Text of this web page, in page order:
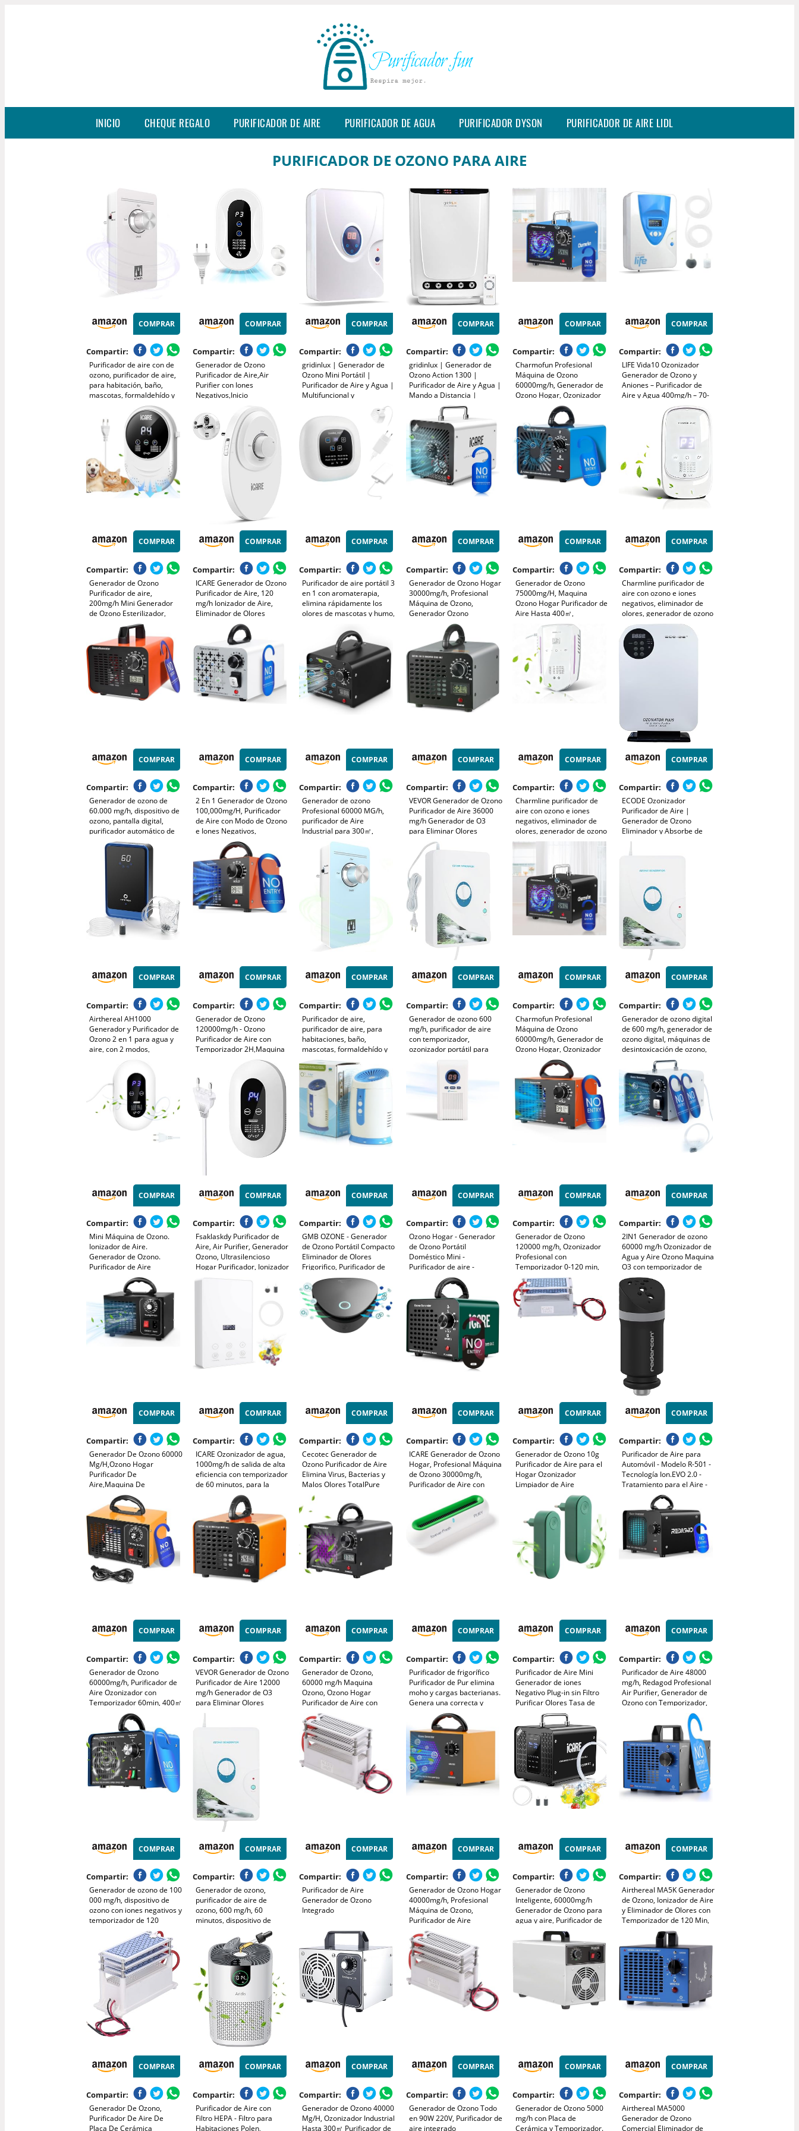
INICIO CHEQUE REGALO PURIFICADOR DE AIRE PURIFICADOR DE AGUA PURIFICADOR DYSON PURIFICADOR DE AIRE LIDL
PURIFICADOR DE OZONO PARA AIRE
COMPRAR
Compartir:
Purificador de aire con de
ozono, purificador de aire,
para habitación, baño,
mascotas, formaldehído y
olores, alta eficiencia -
COMPRAR
Compartir:
Generador de Ozono
Purificador de Aire,Air
Purifier con Iones
Negativos,Inicio
Esterilizador de Ozono Para
BañO,con Casa Nueva,con
Organizador de
Cables,Blanco
COMPRAR
Compartir:
gridinlux | Generador de
Ozono Mini Portátil |
Purificador de Aire y Agua |
Multifuncional y
Neutraliza alérgenos y
Malos olores | Potencia y
duración Personalizable |
COMPRAR
Compartir:
gridinlux | Generador de
Ozono Action 1300 |
Purificador de Aire y Agua |
Mando a Distancia |
Especial Hogar y Espacios
Pequeños | Potencia y
Duración Personalizables |
14W
COMPRAR
Compartir:
Charmofun Profesional
Máquina de Ozono
60000mg/h, Generador de
Ozono Hogar, Ozonizador
con Temporizador, Ozono
Hogar Purificador de Aire
para Garajes, Coche,
Mascotas (Azul)
COMPRAR
Compartir:
LIFE Vida10 Ozonizador
Generador de Ozono y
Aniones – Purificador de
Aire y Agua 400mg/h – 70-
80 m² – Incluye 2 Piedras
Difusoras – Certificado CE
COMPRAR
Compartir:
Generador de Ozono
Purificador de aire,
200mg/h Mini Generador
de Ozono Esterilizador,
Ionizador de Aire
Desodorizador para
Habitaciones, Baño, Cocina,
Humo, Coches, Mascotas,
Formaldehído y Olor
COMPRAR
Compartir:
ICARE Generador de Ozono
Purificador de Aire, 120
mg/h Ionizador de Aire,
Eliminador de Olores
Mascotas, Fácil de Usar,
Maquina de Ozono para
30m² Baño, Cocina, Humo,
Coches, Mascotas,
Formaldehído
COMPRAR
Compartir:
Purificador de aire portátil 3
en 1 con aromaterapia,
elimina rápidamente los
olores de mascotas y humo,
espacios pequeños y es
compatible con enchufe o
batería externa
COMPRAR
Compartir:
Generador de Ozono Hogar
30000mg/h, Profesional
Máquina de Ozono,
Generador Ozono
Purificador de Aire con
Temporizador, Dispositivo
de ozono O3 Portátil para
Garajes, Hogar, Coche
Blanco
COMPRAR
Compartir:
Generador de Ozono
75000mg/H, Maquina
Ozono Hogar Purificador de
Aire Hasta 400㎡,
Profesional O3 Ozonizador
con Temporizador de 120
Min para Hogar Coche
Hotel
COMPRAR
Compartir:
Charmline purificador de
aire con ozono e iones
negativos, eliminador de
olores, generador de ozono
para hogar para baño,
cocina, humo, mascotas y
formaldehído, con
compartimento para aroma
COMPRAR
Compartir:
Generador de ozono de
60.000 mg/h, dispositivo de
ozono, pantalla digital,
purificador automático de
aire de ozono con
temporizador de 60
minutos para el hogar,
limpiador de desinfección
COMPRAR
Compartir:
2 En 1 Generador de Ozono
100,000mg/H, Purificador
de Aire con Modo de Ozono
e Iones Negativos,
Profesional Maquina Ozono
O3 Ozonizador con
Temporizador de 120 Min
para Hogar Coche Hotel
COMPRAR
Compartir:
Generador de ozono
Profesional 60000 MG/h,
purificador de Aire
Industrial para 300㎡,
Máquina de Ozono con
Temporizador Pantalla de
Temperatura y Humedad,
para Coche, Hogar, Oficina,
COMPRAR
Compartir:
VEVOR Generador de Ozono
Purificador de Aire 36000
mg/h Generador de O3
para Eliminar Olores
Comercial Industrial 115 W
Gran Capacidad 0-120 min
Temporizador para
Dormitorios Coches
Mascotas
COMPRAR
Compartir:
Charmline purificador de
aire con ozono e iones
negativos, eliminador de
olores, generador de ozono
para hogar, máquina de
ozono para baño, cocina,
humo, mascotas y
formaldehído
COMPRAR
Compartir:
ECODE Ozonizador
Purificador de Aire |
Generador de Ozono
Eliminador y Absorbe de
Olores Humedad, Humo,
Baño, Mascotas y Cualquier
Mando Distancia y
COMPRAR
Compartir:
Airthereal AH1000
Generador y Purificador de
Ozono 2 en 1 para agua y
aire, con 2 modos,
temporizador y generador
agua, aire, paños, frutas y
verduras.
COMPRAR
Compartir:
Generador de Ozono
120000mg/h - Ozono
Purificador de Aire con
Temporizador 2H,Maquina
Ozono Portatil,Desinfección
Hogar Coche Cocina Oficina
Sótano,Área Hasta 500㎡
COMPRAR
Compartir:
Purificador de aire,
purificador de aire, para
habitaciones, baño,
mascotas, formaldehído y
olor, alta eficiencia - azul
COMPRAR
Compartir:
Generador de ozono 600
mg/h, purificador de aire
con temporizador,
ozonizador portátil para
eliminador de olores para
humo, mascotas, frutas y
verduras, con 2 mangueras
COMPRAR
Compartir:
Charmofun Profesional
Máquina de Ozono
60000mg/h, Generador de
Ozono Hogar, Ozonizador
con Temporizador, Ozono
Hogar Purificador de Aire
para Garajes, Coche,
Mascotas (Negro)
COMPRAR
Compartir:
Generador de ozono digital
de 600 mg/h, generador de
ozono digital, máquinas de
desintoxicación de ozono,
ozono portátil con
temporizador, dispositivo
de ozono para agua, frutas
y verduras
COMPRAR
Compartir:
Mini Máquina de Ozono.
Ionizador de Aire.
Generador de Ozono.
Purificador de Aire
Inteligente con
Temporizador, 4 modos
para Hogar, Baño, Cocina
(20-40m2 100mg/h)
COMPRAR
Compartir:
Fsaklaskdy Purificador de
Aire, Air Purifier, Generador
Ozono, Ultrasilencioso
Hogar Purificador, Ionizador
Aire Alérgicos, Inteligente
Maquina Portátil Inicio
COMPRAR
Compartir:
GMB OZONE - Generador
de Ozono Portátil Compacto
Eliminador de Olores
Frigorifico, Purificador de
Aire de Espacios Pequeños
para Nevera, Coche,
Zapatero, Armario | Sin
Cables | Funciona con Pilas.
COMPRAR
Compartir:
Ozono Hogar - Generador
de Ozono Portátil
Doméstico Mini -
Purificador de aire -
Esterilizador de olores -
Producción 100 mg/h
COMPRAR
Compartir:
Generador de Ozono
120000 mg/h, Ozonizador
Profesional con
Temporizador 0-120 min,
Pantalla Temperatura y
Humedad, Tratamiento O3
para Hogar, Coches, Cocina
y Olores Mascotas
COMPRAR
Compartir:
2IN1 Generador de ozono
60000 mg/h Ozonizador de
Agua y Aire Ozono Maquina
O3 con temporizador de
120 minutos Hogar
Purificador de Aire Ozono
Dispositivo Hasta 320㎡
COMPRAR
Compartir:
Generador De Ozono 60000
Mg/H,Ozono Hogar
Purificador De
Aire,Maquina De
Ozono,Temporizador De 60
Minutos,Ozonizador Para
Coche,Oficina,Garaje,Apartamento
COMPRAR
Compartir:
ICARE Ozonizador de agua,
1000mg/h de salida de alta
eficiencia con temporizador
de 60 minutos, para la
purificación de frutas,
verduras, carne, mariscos,
vajilla y botellas
COMPRAR
Compartir:
Cecotec Generador de
Ozono Purificador de Aire
Elimina Virus, Bacterias y
Malos Olores TotalPure
1050 Ozone Portable. 3W,
20 Mg/H, Temporizador, 2
Modos, Carga con USB,
Baterías 1800mAh
COMPRAR
Compartir:
ICARE Generador de Ozono
Hogar, Profesional Máquina
de Ozono 30000mg/h,
Purificador de Aire con
Temporizador, Dispositivo
de Ozono Portátil para
Garajes, Hogar, Coche,
Eliminación de Olor Hasta
300 ㎡
COMPRAR
Compartir:
Generador de Ozono 10g
Purificador de Aire para el
Hogar Ozonizador
Limpiador de Aire
Esterilización Olor(220V)
COMPRAR
Compartir:
Purificador de Aire para
Automóvil - Modelo R-501 -
Tecnología Ion.EVO 2.0 -
Tratamiento para el Aire -
Incorpora Luz LED - Ideal
para Personas Alérgicas al
Polvo - Alta Efectividad -
Radarcan
COMPRAR
Compartir:
Generador de Ozono
60000mg/h, Purificador de
Aire Ozonizador con
Temporizador 60min, 400㎡
de Cobertura, 4 Placas de
Ozono de Cerámica,
Ozonizador Industrial O3
Portátil para Casa Coche
Garaje
COMPRAR
Compartir:
VEVOR Generador de Ozono
Purificador de Aire 12000
mg/h Generador de O3
para Eliminar Olores
Comercial Industrial 90 W
Gran Capacidad 0-120 min
Dormitorios Coches
COMPRAR
Compartir:
Generador de Ozono,
60000 mg/h Maquina
Ozono, Ozono Hogar
Purificador de Aire con
Temporizador de 120 Min,
Ozonizador Industrial O3
Hasta 300㎡, Máquina Ozon
Portátil para el Hogar,
Garaje
COMPRAR
Compartir:
Purificador de frigorífico
Purificador de Pur elimina
moho y cargas bacterianas.
Genera una correcta y
medida emisión de ozono
(50 mg/h), autonomía hasta
45 días Forever Fresh 885C
COMPRAR
Compartir:
Purificador de Aire Mini
Generador de iones
Negativo Plug-in sin Filtro
Purificar Olores Tasa de
esterilización 99,97% para
Habitación de
Animales/Dormitorio/Casa/Salón
COMPRAR
Compartir:
Purificador de Aire 48000
mg/h, Redagod Profesional
Air Purifier, Generador de
Ozono con Temporizador,
Atrapa Humo Filtro HEPA,
Ionizador de Aire, Máquina
Ozono Portátil para el
Hogar, Garaje, Oficina
COMPRAR
Compartir:
Generador de ozono de 100
000 mg/h, dispositivo de
ozono con iones negativos y
temporizador de 120
minutos,ozonizador O3
para eliminar olores en el
coche,el hogar,mascotas,
aplicable a 600 m².
COMPRAR
Compartir:
Generador de ozono,
purificador de aire de
ozono, 600 mg/h, 60
minutos, dispositivo de
ozono doméstico para agua
y aire, para la limpieza de
frutas, verduras, carne,
mariscos, cubiertos
COMPRAR
Compartir:
Purificador de Aire
Generador de Ozono
Integrado
COMPRAR
Compartir:
Generador de Ozono Hogar
40000mg/h, Profesional
Máquina de Ozono,
Purificador de Aire
Desinfectador de Ozono
con Temporizador, para
Garajes, Hogar, Coche,
Eliminación de Olor y
Desinfección
COMPRAR
Compartir:
Generador de Ozono
Inteligente, 60000mg/h
Generador de Ozono para
agua y aire, Purificador de
Aire con Temporizador,
Maquina de Ozono para
Baño, Cocina, Humo,
Coches, Mascotas, Frutas,
COMPRAR
Compartir:
Airthereal MA5K Generador
de Ozono, Ionizador de Aire
y Eliminador de Olores con
Temporizador de 120 Min,
Ligero; para Coche, Humo,
Mascotas y Sótanos; hasta
185 m², Azul
COMPRAR
Compartir:
Generador De Ozono,
Purificador De Aire De
Placa De Cerámica
COMPRAR
Compartir:
Purificador de Aire con
Filtro HEPA - Filtro para
Habitaciones Polen,
COMPRAR
Compartir:
Generador de Ozono 40000
Mg/H, Ozonizador Industrial
Hasta 300㎡ Purificador de
COMPRAR
Compartir:
Generador de Ozono Todo
en 90W 220V, Purificador de
aire integrado
COMPRAR
Compartir:
Generador de Ozono 5000
mg/h con Placa de
Cerámica y Temporizador.
COMPRAR
Compartir:
Airthereal MA5000
Generador de Ozono
Comercial Eliminador de